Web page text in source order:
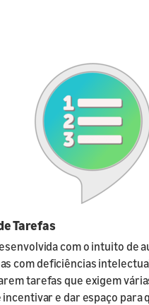
Tarefas
com o intuito de
com deficiências
tarefas que exigem
incentivar e dar espaço para